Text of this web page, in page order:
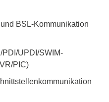
BSL-Kommunikation
PDI/UPDI/SWIM-
PIC)